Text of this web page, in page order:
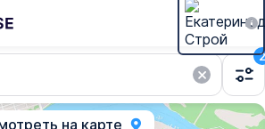
2
на карте